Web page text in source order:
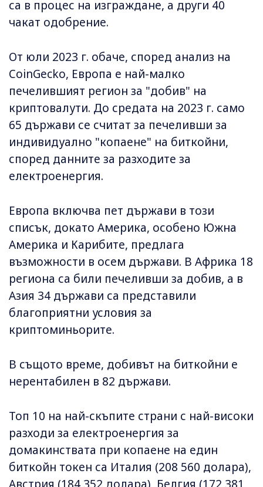
са в процес на изграждане, а други 40
чакат одобрение.
От юли 2023 г. обаче, според анализ на
CoinGecko, Европа е най-малко
печелившият регион за "добив" на
криптовалути. До средата на 2023 г. само
65 държави се считат за печеливши за
индивидуално "копаене" на биткойни,
според данните за разходите за
електроенергия.
Европа включва пет държави в този
списък, докато Америка, особено Южна
Америка и Карибите, предлага
възможности в осем държави. В Африка 18
региона са били печеливши за добив, а в
Азия 34 държави са представили
благоприятни условия за
криптоминьорите.
В същото време, добивът на биткойни е
нерентабилен в 82 държави.
Топ 10 на най-скъпите страни с най-високи
разходи за електроенергия за
домакинствата при копаене на един
биткойн токен са Италия (208 560 долара),